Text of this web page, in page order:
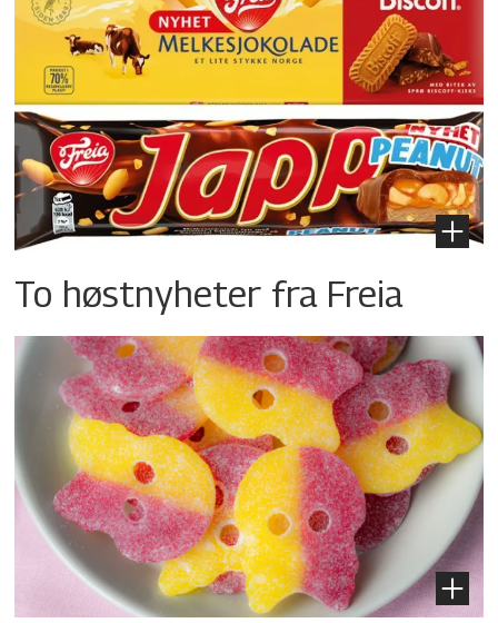
To høstnyheter fra Freia